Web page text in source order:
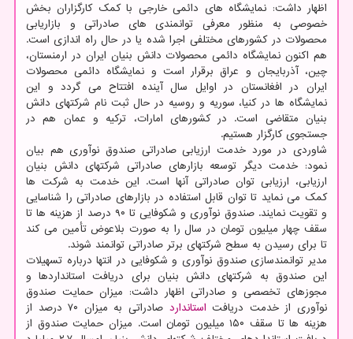
اظهار داشت: نمایشگاه های دائمی خارجی با کمک کارگزاران بخش
خصوصی به منظور معرفی توانمندی های صادراتی و بازاریابی
محصولات در کشورهای مختلفی اجرا شده یا در حال راه اندازی است.
هم اکنون نمایشگاه دائمی محصولات دانش بنیان ایران در ارمنستان،
چین، آذربایجان و عراق برقرار است و نمایشگاه دائمی محصولات
ایران در افغانستان در اوایل سال آینده افتتاح می گردد و این
نمایشگاه ها در کنیا، سوریه و روسیه در حال ثبت نام شرکتهای دانش
بنیان متقاضی است. در کشورهای امارات، ترکیه و عمان هم در
جستجوی کارگزار هستیم.
شاوردی در مورد خدمت ارزیابی صادراتی صندوق نوآوری هم بیان
نمود: خدمت دیگر توسعه بازارهای صادراتی شرکتهای دانش بنیان
ارزیابی، ارزیابی توان صادراتی آنها است. این خدمت به شرکت ها
کمک می نماید تا توان قابل استفاده در بازارهای صادراتی را شناسایی
و تقویت نمایند. صندوق نوآوری و شکوفایی تا ۹۰ درصد از هزینه ها تا
سقف چهار میلیون تومان در سال را به صورت بلاعوض تأمین می کند
تا برای رسیدن به سطح شرکتهای برتر صادراتی توانمند شوند.
مدیر توانمندسازی صندوق نوآوری و شکوفایی در انتها درباره تسهیلات
این صندوق به شرکتهای دانش بنیان برای دریافت استانداردها و
مجوزهای تخصصی و صادراتی اظهار داشت: میزان حمایت صندوق
نوآوری از خدمت دریافت استاندارد
صادراتی به میزان ۷۰ درصد از
هزینه ها تا سقف ۱۵۰ میلیون تومان است. میزان حمایت صندوق از